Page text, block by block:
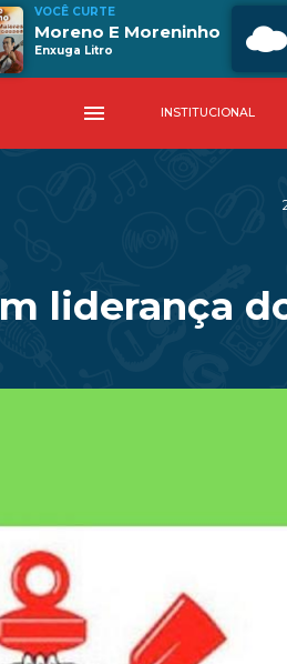
VOCÊ CURTE
Moreno E Moreninho
Enxuga Litro
menu INSTITUCIONAL
liderança